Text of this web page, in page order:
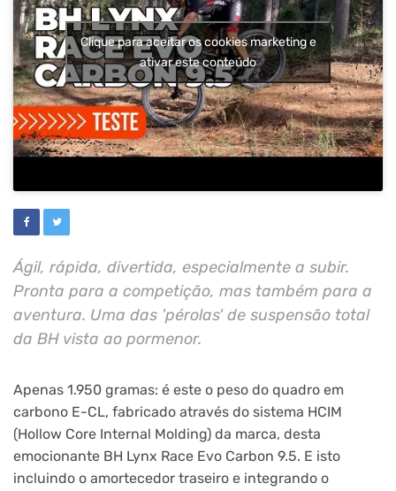
Clique para aceitar os cookies marketing e
ativar este conteúdo
Ágil, rápida, divertida, especialmente a subir.
Pronta para a competição, mas também para a
aventura. Uma das 'pérolas' de suspensão total
da BH vista ao pormenor.
Apenas 1.950 gramas: é este o peso do quadro em
carbono E-CL, fabricado através do sistema HCIM
(Hollow Core Internal Molding) da marca, desta
emocionante BH Lynx Race Evo Carbon 9.5. E isto
incluindo o amortecedor traseiro e integrando o